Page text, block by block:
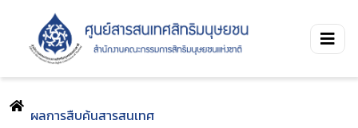
ผลการสืบค้นสารสนเทศ